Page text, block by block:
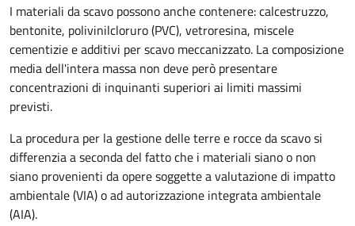
I materiali da scavo possono anche contenere: calcestruzzo,
bentonite, polivinilcloruro (PVC), vetroresina, miscele
cementizie e additivi per scavo meccanizzato. La composizione
media dell'intera massa non deve però presentare
concentrazioni di inquinanti superiori ai limiti massimi
previsti.
La procedura per la gestione delle terre e rocce da scavo si
differenzia a seconda del fatto che i materiali siano o non
siano provenienti da opere soggette a valutazione di impatto
ambientale (VIA) o ad autorizzazione integrata ambientale
(AIA).